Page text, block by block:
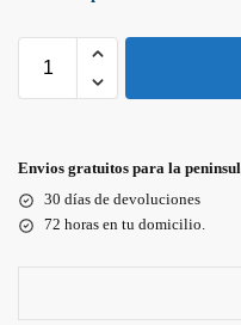
Envios gratuitos para la
30 días de devoluciones
72 horas en tu domicilio.